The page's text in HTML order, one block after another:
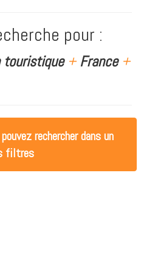
pour :
touristique +France +
rechercher dans un
filtres